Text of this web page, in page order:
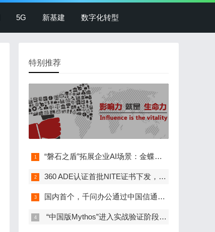
5G 新基建 数字化转型
特别推荐
“磐石之盾”拓展企业AI场景：金蝶灵基接入360…
360 ADE认证首批NITE证书下发，政、企、校等…
国内首个，千问办公通过中国信通院办公智能体…
​ “中国版Mythos”进入实战验证阶段，麒麟…